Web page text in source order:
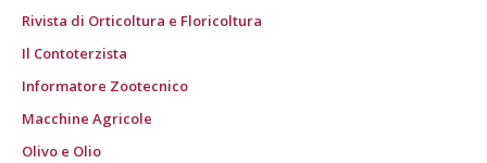
Rivista di Orticoltura e Floricoltura
Il Contoterzista
Informatore Zootecnico
Macchine Agricole
Olivo e Olio